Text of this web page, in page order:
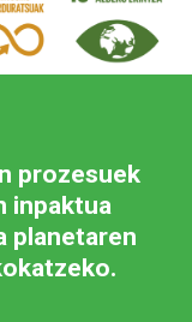
prozesuek
inpaktua
planetaren